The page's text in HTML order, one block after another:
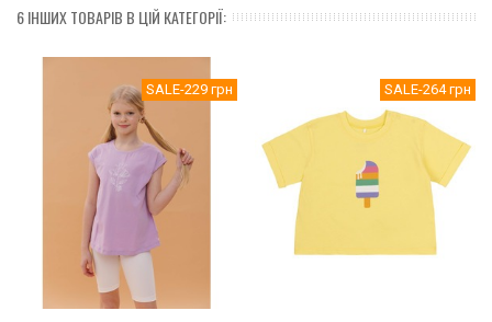
6 ІНШИХ ТОВАРІВ В ЦІЙ КАТЕГОРІЇ:
SALE-229 грн SALE-264 грн